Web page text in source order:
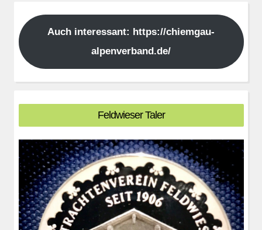
Auch interessant: https://chiemgau-
alpenverband.de/
Feldwieser Taler